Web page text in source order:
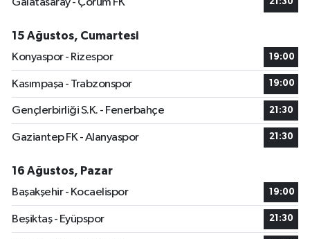
21:30
15 Ağustos, Cumartesi
Konyaspor - Rizespor
19:00
Kasımpaşa - Trabzonspor 19:00
Gençlerbirliği S.K. - Fenerbahçe 21:30
Gaziantep FK - Alanyaspor 21:30
16 Ağustos, Pazar
Başakşehir - Kocaelispor
19:00
Beşiktaş - Eyüpspor 21:30